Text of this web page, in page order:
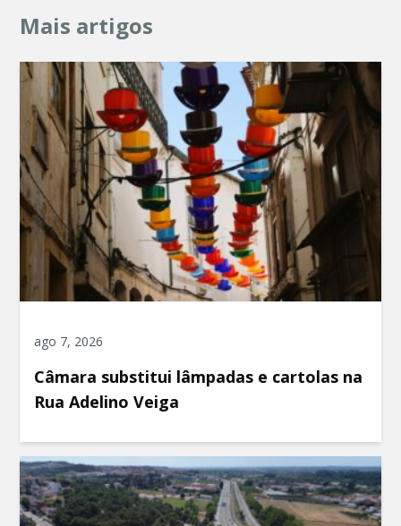
Mais artigos
ago 7, 2026
Câmara substitui lâmpadas e cartolas na
Rua Adelino Veiga